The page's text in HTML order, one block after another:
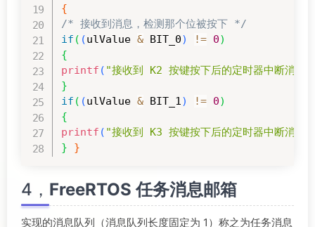
{
/* 接收到消息，检测那个位被按下 */
if ( (ulValue & BIT_0) != 0)
{
printf ( "接收到 K2 按键按下后的定时器中断
}
if ( (ulValue & BIT_1) != 0)
{
printf ( "接收到 K3 按键按下后的定时器中断
}
}
4， FreeRTOS 任务消息邮箱
实现的消息队列（消息队列长度固定为 1）称之为任务消息